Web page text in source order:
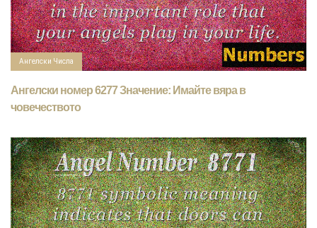
Ангелски Числа
Ангелски номер 6277 Значение: Имайте вяра в
човечеството